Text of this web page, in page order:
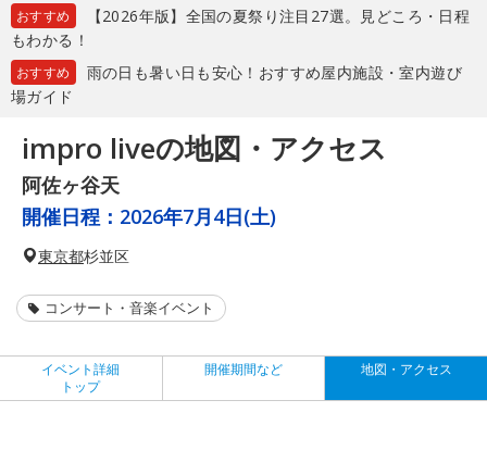
おすすめ
【2026年版】全国の夏祭り注目27選。見どころ・日程
もわかる！
おすすめ
雨の日も暑い日も安心！おすすめ屋内施設・室内遊び
場ガイド
impro liveの地図・アクセス
阿佐ヶ谷天
開催日程： 2026年7月4日(土)
東京都杉並区
コンサート・音楽イベント
イベント詳細
トップ
開催期間など 地図・アクセス